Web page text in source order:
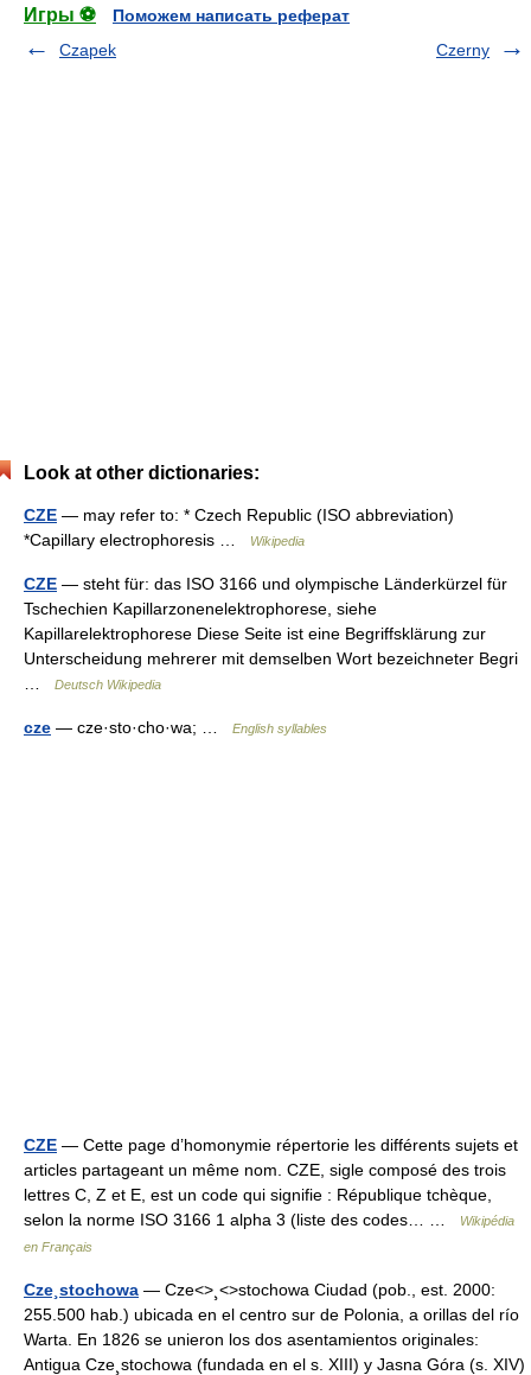
Игры ⚽
Поможем написать реферат
Czapek
Czerny
Look at other dictionaries:
CZE — may refer to: * Czech Republic (ISO abbreviation)
*Capillary electrophoresis …
Wikipedia
CZE — steht für: das ISO 3166 und olympische Länderkürzel für
Tschechien Kapillarzonenelektrophorese, siehe
Kapillarelektrophorese Diese Seite ist eine Begriffsklärung zur
Unterscheidung mehrerer mit demselben Wort bezeichneter Begri
Deutsch Wikipedia
cze — cze·sto·cho·wa; … English syllables
CZE — Cette page d’homonymie répertorie les différents sujets et
articles partageant un même nom. CZE, sigle composé des trois
lettres C, Z et E, est un code qui signifie : République tchèque,
selon la norme ISO 3166 1 alpha 3 (liste des codes… …
Wikipédia
en Français
Cze¸stochowa — Cze<>¸<>stochowa Ciudad (pob., est. 2000:
255.500 hab.) ubicada en el centro sur de Polonia, a orillas del río
Warta. En 1826 se unieron los dos asentamientos originales:
Antigua Cze¸stochowa (fundada en el s. XIII) y Jasna Góra (s. XIV)